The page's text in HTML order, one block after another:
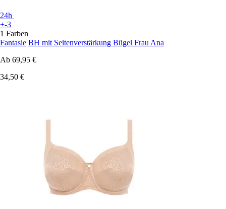
24h
+-3
1 Farben
Fantasie BH mit Seitenverstärkung Bügel Frau Ana
Ab 69,95 €
34,50 €